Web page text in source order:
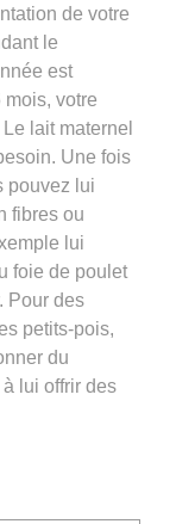
de votre
le
est
mois, votre
lait maternel
Une fois
pouvez lui
fibres ou
lui
foie de poulet
Pour des
petits-pois,
du
lui offrir des